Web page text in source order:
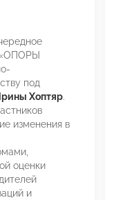
«ОПОРЫ
под
Хоптяр.
изменения в
оценки
и